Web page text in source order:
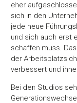
eher
sich in den
jede neue
und sich auch erst
schaffen muss.
der
verbessert und
Bei den Studios